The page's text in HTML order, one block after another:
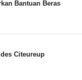
Bantuan Beras
Citeureup